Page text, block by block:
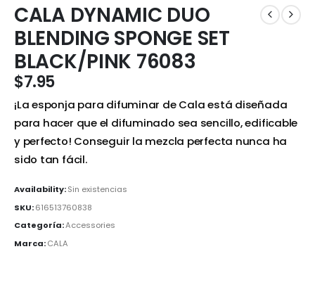
CALA DYNAMIC DUO
BLENDING SPONGE SET
BLACK/PINK 76083
$7.95
¡La esponja para difuminar de Cala está diseñada
para hacer que el difuminado sea sencillo, edificable
y perfecto! Conseguir la mezcla perfecta nunca ha
sido tan fácil.
Availability:Sin existencias
SKU:616513760838
Categoría:Accessories
Marca:CALA